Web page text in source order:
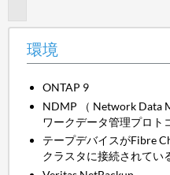
環境
ONTAP 9
NDMP （ Network Data
ワークデータ管理プロト
テープデバイスがFibre
クラスタに接続されてい